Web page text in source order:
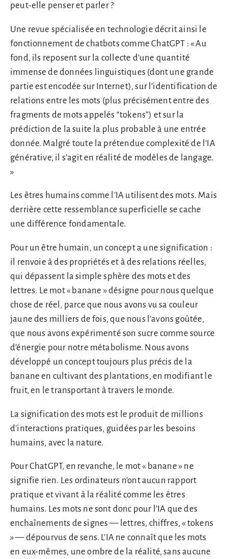
peut-elle penser et parler ?
Une revue spécialisée en technologie décrit ainsi le
fonctionnement de chatbots comme ChatGPT : « Au
fond, ils reposent sur la collecte d’une quantité
immense de données linguistiques (dont une grande
partie est encodée sur Internet), sur l’identification de
relations entre les mots (plus précisément entre des
fragments de mots appelés “tokens”) et sur la
prédiction de la suite la plus probable à une entrée
donnée. Malgré toute la prétendue complexité de l’IA
générative, il s’agit en réalité de modèles de langage.
»
Les êtres humains comme l’IA utilisent des mots. Mais
derrière cette ressemblance superficielle se cache
une différence fondamentale.
Pour un être humain, un concept a une signification :
il renvoie à des propriétés et à des relations réelles,
qui dépassent la simple sphère des mots et des
lettres. Le mot « banane » désigne pour nous quelque
chose de réel, parce que nous avons vu sa couleur
jaune des milliers de fois, que nous l’avons goûtée,
que nous avons expérimenté son sucre comme source
d’énergie pour notre métabolisme. Nous avons
développé un concept toujours plus précis de la
banane en cultivant des plantations, en modifiant le
fruit, en le transportant à travers le monde.
La signification des mots est le produit de millions
d’interactions pratiques, guidées par les besoins
humains, avec la nature.
Pour ChatGPT, en revanche, le mot « banane » ne
signifie rien. Les ordinateurs n’ont aucun rapport
pratique et vivant à la réalité comme les êtres
humains. Les mots ne sont donc pour l’IA que des
enchaînements de signes — lettres, chiffres, « tokens
» — dépourvus de sens. L’IA ne connaît que les mots
en eux-mêmes, une ombre de la réalité, sans aucune